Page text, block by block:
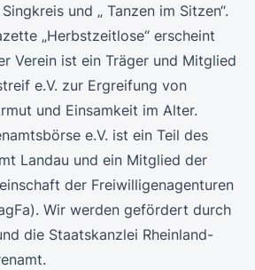
und „ Tanzen im Sitzen“.
„Herbstzeitlose“ erscheint
Verein ist ein Träger und Mitglied
e.V. zur Ergreifung von
und Einsamkeit im Alter.
e.V. ist ein Teil des
Landau und ein Mitglied der
der Freiwilligenagenturen
Wir werden gefördert durch
die Staatskanzlei Rheinland-